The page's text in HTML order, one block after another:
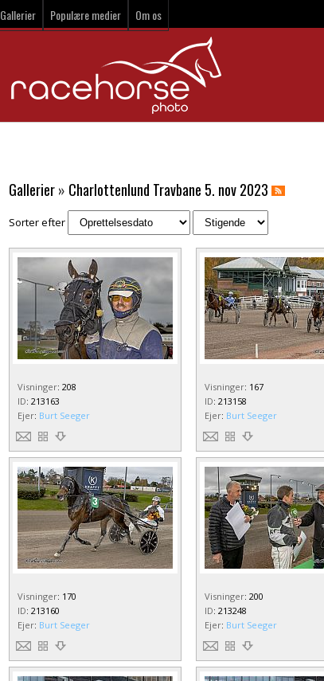
Gallerier Populære medier Om os
Gallerier» Charlottenlund Travbane 5. nov 2023
Sorter efter
Visninger: 208
ID: 213163
Ejer: Burt Seeger
Visninger: 167
ID: 213158
Ejer: Burt Seeger
Visninger: 170
ID: 213160
Ejer: Burt Seeger
Visninger: 200
ID: 213248
Ejer: Burt Seeger